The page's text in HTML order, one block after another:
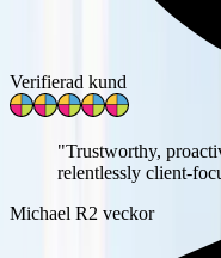
Verifierad kund
"Trustworthy,
relentlessly client-
Michael R2 veckor